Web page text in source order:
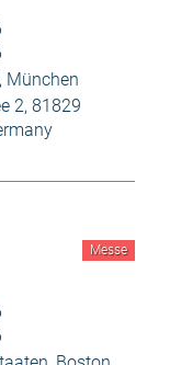
München
2, 81829
Messe